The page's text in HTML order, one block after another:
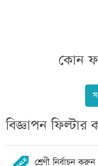
বিজ্ঞাপন
শ্রেণী নির্বাচন করুন
কোন